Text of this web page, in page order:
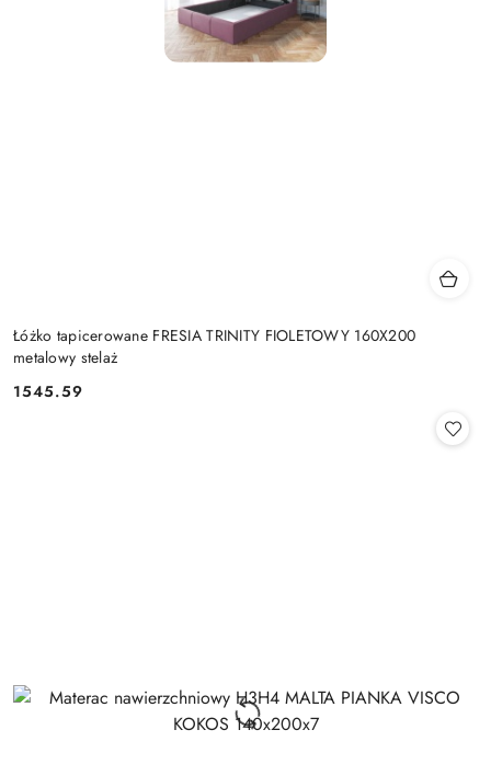
Łóżko tapicerowane FRESIA TRINITY FIOLETOWY 160X200
metalowy stelaż
Cena:
1545.59